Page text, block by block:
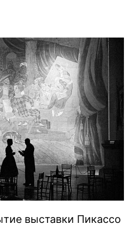
выставки Пикассо